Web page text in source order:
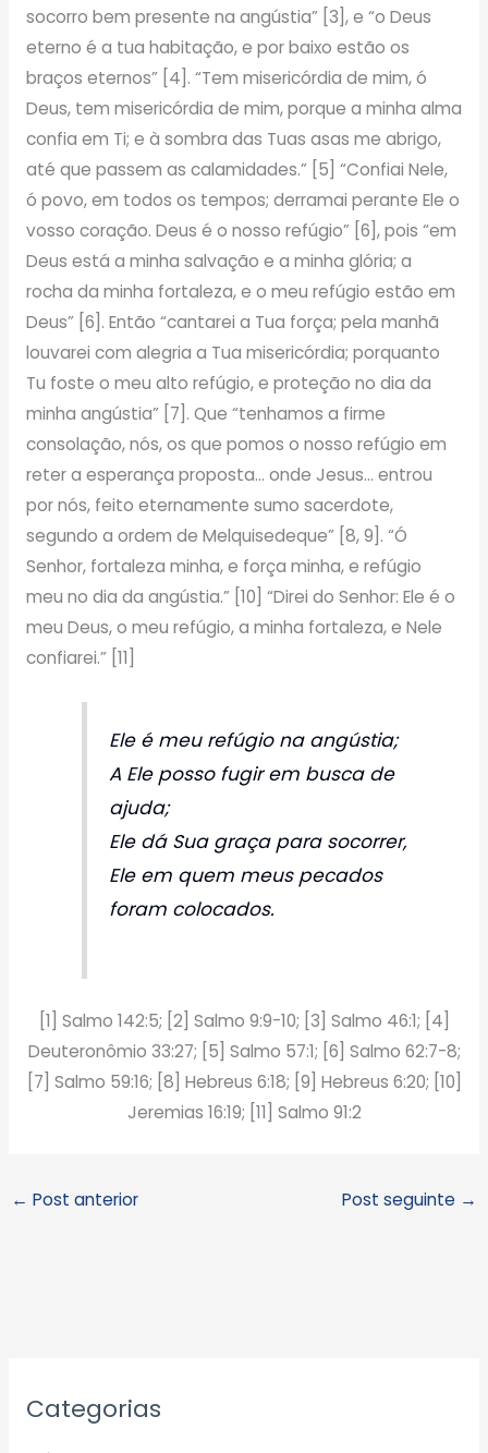
socorro bem presente na angústia” [3], e “o Deus
eterno é a tua habitação, e por baixo estão os
braços eternos” [4]. “Tem misericórdia de mim, ó
Deus, tem misericórdia de mim, porque a minha alma
confia em Ti; e à sombra das Tuas asas me abrigo,
até que passem as calamidades.” [5] “Confiai Nele,
ó povo, em todos os tempos; derramai perante Ele o
vosso coração. Deus é o nosso refúgio” [6], pois “em
Deus está a minha salvação e a minha glória; a
rocha da minha fortaleza, e o meu refúgio estão em
Deus” [6]. Então “cantarei a Tua força; pela manhã
louvarei com alegria a Tua misericórdia; porquanto
Tu foste o meu alto refúgio, e proteção no dia da
minha angústia” [7]. Que “tenhamos a firme
consolação, nós, os que pomos o nosso refúgio em
reter a esperança proposta… onde Jesus… entrou
por nós, feito eternamente sumo sacerdote,
segundo a ordem de Melquisedeque” [8, 9]. “Ó
Senhor, fortaleza minha, e força minha, e refúgio
meu no dia da angústia.” [10] “Direi do Senhor: Ele é o
meu Deus, o meu refúgio, a minha fortaleza, e Nele
confiarei.” [11]
Ele é meu refúgio na angústia;
A Ele posso fugir em busca de
ajuda;
Ele dá Sua graça para socorrer,
Ele em quem meus pecados
foram colocados.
[1] Salmo 142:5; [2] Salmo 9:9-10; [3] Salmo 46:1; [4]
Deuteronômio 33:27; [5] Salmo 57:1; [6] Salmo 62:7-8;
[7] Salmo 59:16; [8] Hebreus 6:18; [9] Hebreus 6:20; [10]
Jeremias 16:19; [11] Salmo 91:2
← Post anterior Post seguinte →
Categorias
r